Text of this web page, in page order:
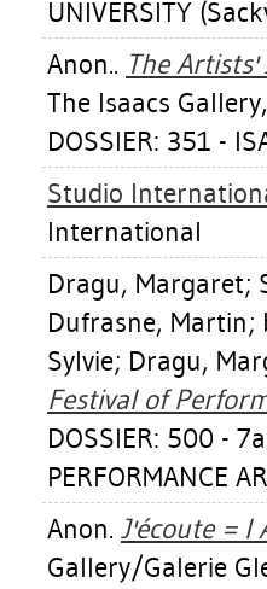
UNIVERSITY
Anon.. The Artists'
The Isaacs
DOSSIER: 351 -
Studio
International
Dragu, Margaret;
Dufrasne, Martin;
Sylvie; Dragu,
Festival of
DOSSIER: 500 -
PERFORMANCE
Anon. J'écoute = I
Gallery/Galerie